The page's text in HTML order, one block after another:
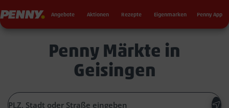
Penny Angebote Aktionen Rezepte Eigenmarken Penny App
Penny Märkte in
Geisingen